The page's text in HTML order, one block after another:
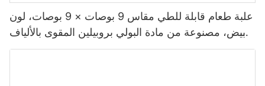
علبة طعام قابلة للطي مقاس 9 بوصات × 9 بوصات، لون
أبيض، مصنوعة من مادة البولي بروبيلين المقوى بالألياف
الزجاجية، مزودة بمفصلات، تحتوي على حجرة واحدة.